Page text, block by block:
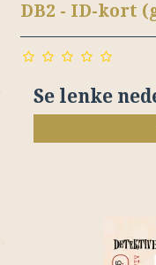
DB2 - ID-kort
Se lenke